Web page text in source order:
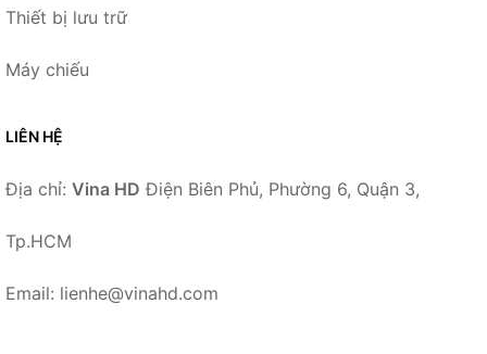
Thiết bị lưu trữ
Máy chiếu
LIÊN HỆ
Địa chỉ: Vina HD Điện Biên Phủ, Phường 6, Quận 3,
Tp.HCM
Email: lienhe@vinahd.com